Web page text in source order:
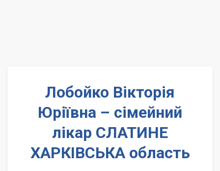
Лобойко Вікторія
Юріївна – сімейний
лікар СЛАТИНЕ
ХАРКІВСЬКА область